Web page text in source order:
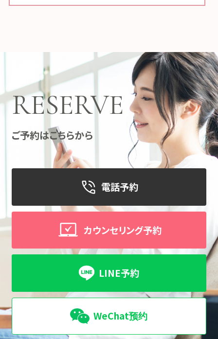
RESERVE
ご予約はこちらから
電話予約
カウンセリング予約
LINE予約
WeChat预约